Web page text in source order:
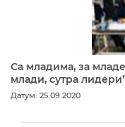
Са младима, за
млади, сутра
Датум: 25.09.2020